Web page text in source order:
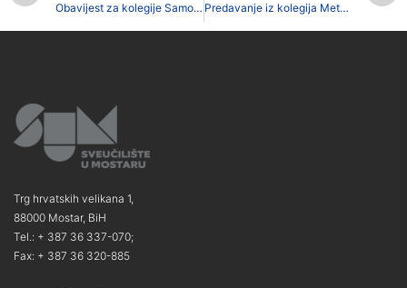
Obavijest za kolegije Samostalna stručna praksa praksu i Stručno-pedagoška izobrazba 1,2 i 3 Predavanje iz kolegija Metodika nastavnog rada kod prof. dr. sc. Mirana Pehara
Trg hrvatskih velikana 1,
88000 Mostar, BiH
Tel.: + 387 36 337-070;
Fax: + 387 36 320-885